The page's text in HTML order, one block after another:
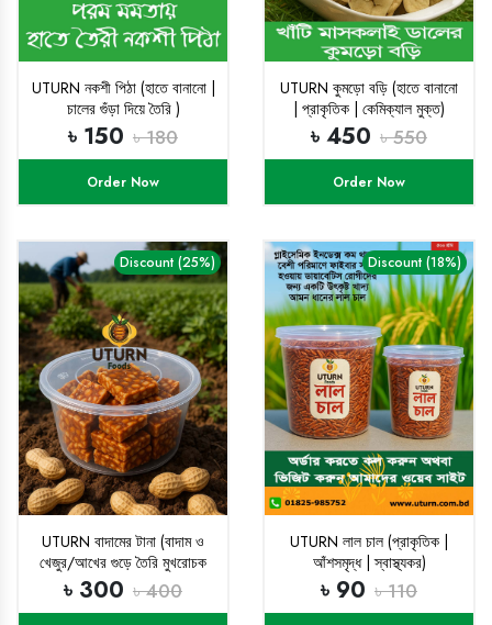
UTURN নকশী পিঠা (হাতে বানানো |
চালের গুঁড়া দিয়ে তৈরি )
৳ 150 ৳ 180
Order Now
UTURN কুমড়ো বড়ি (হাতে বানানো
| প্রাকৃতিক | কেমিক্যাল মুক্ত)
৳ 450 ৳ 550
Order Now
Discount (25%)
UTURN বাদামের টানা (বাদাম ও
খেজুর/আখের গুড়ে তৈরি মুখরোচক
মিষ্টান্ন)
৳ 300 ৳ 400
Discount (18%)
UTURN লাল চাল (প্রাকৃতিক |
আঁশসমৃদ্ধ | স্বাস্থ্যকর)
৳ 90 ৳ 110